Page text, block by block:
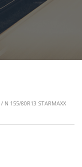
/ N 155/80R13 STARMAXX